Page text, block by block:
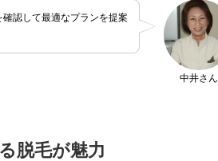
中井さん
認して最適なプランを提案
脱毛が魅力